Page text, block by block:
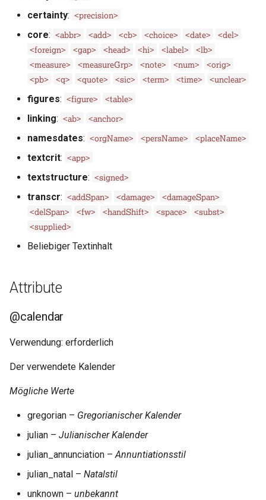
Abschnitte in den Guidelines
der TEI
certainty: <precision>
core: <abbr> <add> <cb> <choice> <date>
<del>
<foreign>
<gap> <head> <hi> <label>
<lb>
<measure>
<measureGrp> <note> <num>
<orig>
<pb>
<q> <quote> <sic> <term> <time>
<unclear>
figures: <figure>
<table>
linking: <ab>
<anchor>
namesdates: <orgName> <persName>
<placeName>
textcrit: <app>
textstructure: <signed>
transcr: <addSpan> <damage>
<damageSpan>
<delSpan>
<fw> <handShift> <space>
<subst>
<supplied>
Beliebiger Textinhalt
Attribute
@calendar
Verwendung: erforderlich
Der verwendete Kalender
Mögliche Werte
gregorian – Gregorianischer Kalender
julian – Julianischer Kalender
julian_annunciation –Annuntiationsstil
julian_natal – Natalstil
unknown – unbekannt